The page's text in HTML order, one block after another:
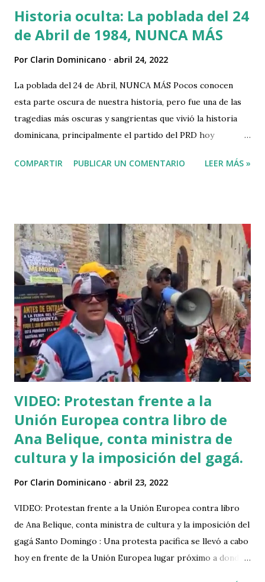
Historia oculta: La poblada del 24
de Abril de 1984, NUNCA MÁS
Por Clarin Dominicano abril 24, 2022
La poblada del 24 de Abril, NUNCA MÁS Pocos conocen
esta parte oscura de nuestra historia, pero fue una de las
tragedias más oscuras y sangrientas que vivió la historia
dominicana, principalmente el partido del PRD hoy
recordarlo, para que nuestras nuevas generaciones que ya
menciona mucho la dictadura de los pasados gobiernos
nunca se trae a la memoria esta matanza ocurrida en
nuestro país durante el gobierno del PRD, hoy PRM. ¿Que
fue la poblada del 24 abril de 1984 y que sucedió? La poblada
de abril de 1984 fue una serie de protestas durante los días
23, 24 y 25 de abril de 1984 en República Dominicana durante
el gobierno de Salvador Jorge Blanco del Partido
Revolucionario Dominicano (PRD) ante los altos precios de
los alimentos de primera necesidad, la corrupc...
COMPARTIR PUBLICAR UN COMENTARIO LEER MÁS »
VIDEO: Protestan frente a la
Unión Europea contra libro de
Ana Belique, conta ministra de
cultura y la imposición del gagá.
Por Clarin Dominicano abril 23, 2022
VIDEO: Protestan frente a la Unión Europea contra libro
de Ana Belique, conta ministra de cultura y la imposición del
gagá Santo Domingo : Una protesta pacifica se llevó a cabo
hoy en frente de la Unión Europea lugar próximo a donde